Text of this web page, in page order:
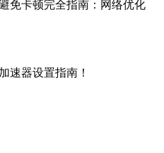
免卡顿完全指南：网络优化
速器设置指南！